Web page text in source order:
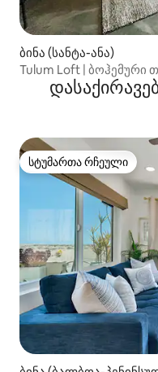
ბინა (სანტა-ანა)
Tulum Loft | ბოჰემური
სტუმართა რჩეული
სტუმართა რჩეული